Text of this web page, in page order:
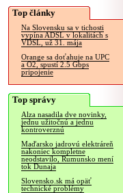
Top články
Na Slovensku sa v tichosti
vypína ADSL v lokalitách s
VDSL, už 31. mája
Orange sa doťahuje na UPC
a O2, spustí 2.5 Gbps
pripojenie
Top správy
Alza nasadila dve novinky,
jednu užitočnú a jednu
kontroverznú
Maďarsko jadrovú elektráreň
nakoniec kompletne
neodstavilo, Rumunsko mení
tok Dunaja
Slovensko.sk má opäť
technické problémy